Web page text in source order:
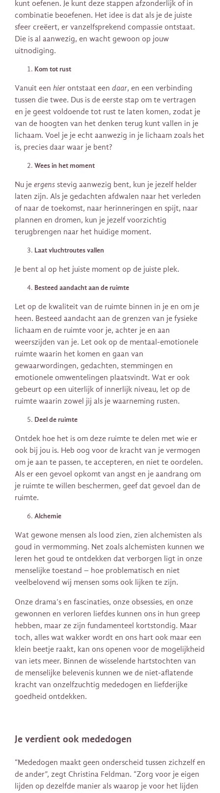
kunt oefenen. Je kunt deze stappen afzonderlijk of in
combinatie beoefenen. Het idee is dat als je de juiste
sfeer creëert, er vanzelfsprekend compassie ontstaat.
Die is al aanwezig, en wacht gewoon op jouw
uitnodiging.
Kom tot rust
Vanuit een hier ontstaat een ​​ daar, en een verbinding
tussen die twee. Dus is de eerste stap om te vertragen
en je geest voldoende tot rust te laten komen, zodat je
van de hoogten van het denken terug kunt vallen in je
lichaam. Voel je je echt aanwezig in je lichaam zoals het
is, precies daar waar je bent?
Wees in het moment
Nu je ergens stevig aanwezig bent, kun je jezelf helder
laten zijn. Als je gedachten afdwalen naar het verleden
of naar de toekomst, naar herinneringen en spijt, naar
plannen en dromen, kun je jezelf voorzichtig
terugbrengen naar het huidige moment.
Laat vluchtroutes vallen
Je bent al op het juiste moment op de juiste plek.
Besteed aandacht aan de ruimte
Let op de kwaliteit van de ruimte binnen in je en om je
heen. Besteed aandacht aan de grenzen van je fysieke
lichaam en de ruimte voor je, achter je en aan
weerszijden van je. Let ook op de mentaal-emotionele
ruimte waarin het komen en gaan van
gewaarwordingen, gedachten, stemmingen en
emotionele omwentelingen plaatsvindt. Wat er ook
gebeurt op een uiterlijk of innerlijk niveau, let op de
ruimte waarin zowel jij als je waarneming rusten.
Deel de ruimte
Ontdek hoe het is om deze ruimte te delen met wie er
ook bij jou is. Heb oog voor de kracht van je vermogen
om je aan te passen, te accepteren, en niet te oordelen.
Als er een gevoel opkomt van angst en je aandrang om
je ruimte te willen beschermen, geef dat gevoel dan de
ruimte.
Alchemie
Wat gewone mensen als lood zien, zien alchemisten als
goud in vermomming. Net zoals alchemisten kunnen we
leren het goud te ontdekken dat verborgen ligt in onze
menselijke toestand – hoe problematisch en niet
veelbelovend wij mensen soms ook lijken te zijn.
Onze drama’s en fascinaties, onze obsessies, en onze
gewonnen en verloren liefdes kunnen ons in hun greep
hebben, maar ze zijn fundamenteel kortstondig. Maar
toch, alles wat wakker wordt en ons hart ook maar een
klein beetje raakt, kan ons openen voor de mogelijkheid
van iets meer. Binnen de wisselende hartstochten van
de menselijke belevenis kunnen we de niet-aflatende
kracht van onzelfzuchtig mededogen en liefderijke
goedheid ontdekken.
Je verdient ook mededogen
“Mededogen maakt geen onderscheid tussen zichzelf en
de ander”, zegt Christina Feldman. “Zorg voor je eigen
lijden op dezelfde manier als waarop je voor het lijden